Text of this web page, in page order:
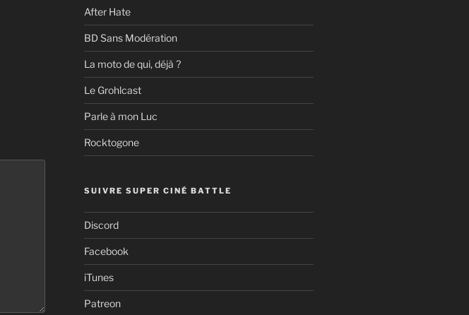
After Hate
BD Sans Modération
La moto de qui, déjà ?
Le Grohlcast
Parle à mon Luc
Rocktogone
SUIVRE SUPER CINÉ BATTLE
Discord
Facebook
iTunes
Patreon